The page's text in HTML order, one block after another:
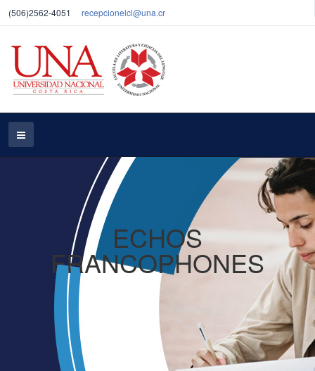
(506)2562-4051 recepcionelcl@una.cr
ECHOS
FRANCOPHONES